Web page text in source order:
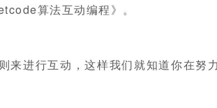
算法互动编程》。
来进行互动，这样我们就知道你在努